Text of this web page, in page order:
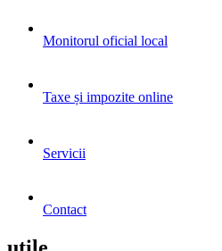
Monitorul oficial local
Taxe și impozite online
Servicii
Contact